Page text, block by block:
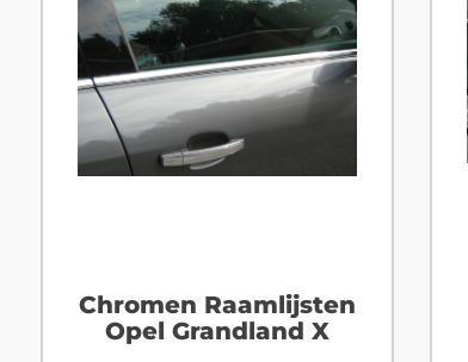
Chromen Raamlijsten
Opel Grandland X